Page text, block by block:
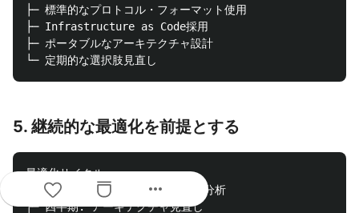
├─ 標準的なプロトコル・フォーマット使用
├─ Infrastructure as Code採用
├─ ポータブルなアーキテクチャ設計
5. 継続的な最適化を前提とする
最適化サイクル:
├─ 月次: コスト・パフォーマンス分析
├─ 四半期: アーキテクチャ見直し
more_horiz